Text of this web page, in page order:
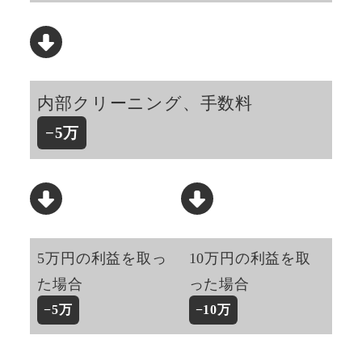
内部クリーニング、手数料
−5万
5万円の利益を取っ
た場合
−5万
10万円の利益を取
った場合
−10万